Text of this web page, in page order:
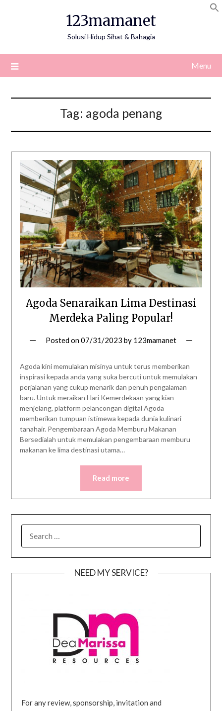
123mamanet
Solusi Hidup Sihat & Bahagia
Menu
Tag: agoda penang
Agoda Senaraikan Lima Destinasi
Merdeka Paling Popular!
Posted on07/31/2023 by 123mamanet
Agoda kini memulakan misinya untuk terus memberikan
inspirasi kepada anda yang suka bercuti untuk memulakan
perjalanan yang cukup menarik dan penuh pengalaman
baru. Untuk meraikan Hari Kemerdekaan yang kian
menjelang, platform pelancongan digital Agoda
memberikan tumpuan istimewa kepada dunia kulinari
tanahair. Pengembaraan Agoda Memburu Makanan
Bersedialah untuk memulakan pengembaraan memburu
makanan ke lima destinasi utama…
Read more
FOR:
NEED MY SERVICE?
For any review, sponsorship, invitation and